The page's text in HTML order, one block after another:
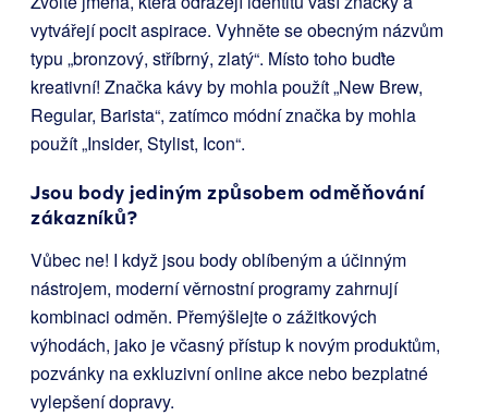
vytvářejí pocit aspirace. Vyhněte se obecným názvům
typu „bronzový, stříbrný, zlatý“. Místo toho buďte
kreativní! Značka kávy by mohla použít „New Brew,
Regular, Barista“, zatímco módní značka by mohla
použít „Insider, Stylist, Icon“.
Jsou body jediným způsobem odměňování
zákazníků?
Vůbec ne! I když jsou body oblíbeným a účinným
nástrojem, moderní věrnostní programy zahrnují
kombinaci odměn. Přemýšlejte o zážitkových
výhodách, jako je včasný přístup k novým produktům,
pozvánky na exkluzivní online akce nebo bezplatné
vylepšení dopravy.